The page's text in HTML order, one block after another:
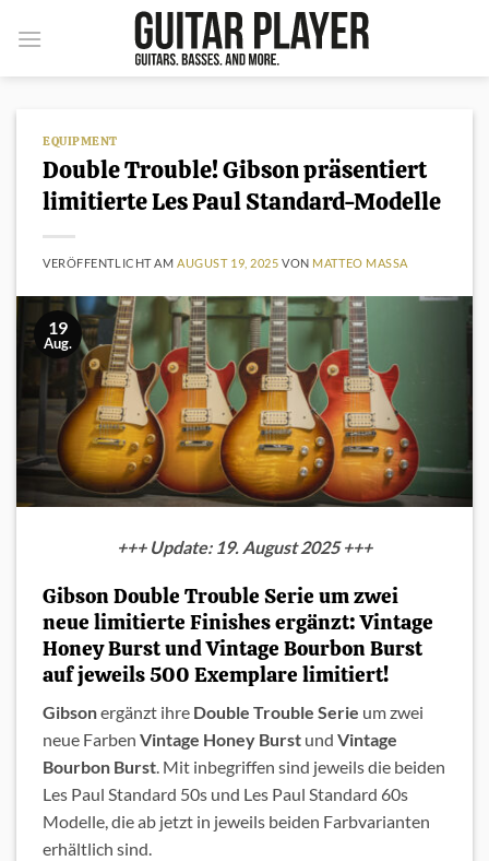
Inhalt
EQUIPMENT
Double Trouble! Gibson präsentiert
limitierte Les Paul Standard-Modelle
VERÖFFENTLICHT AM AUGUST 19, 2025 VON MATTEO MASSA
19
Aug.
+++ Update: 19. August 2025 +++
Gibson Double Trouble Serie um zwei
neue limitierte Finishes ergänzt: Vintage
Honey Burst und Vintage Bourbon Burst
auf jeweils 500 Exemplare limitiert!
Gibsonergänzt ihre Double Trouble Serie um zwei
neue Farben Vintage Honey Burst und Vintage
Bourbon Burst. Mit inbegriffen sind jeweils die beiden
Les Paul Standard 50s und Les Paul Standard 60s
Modelle, die ab jetzt in jeweils beiden Farbvarianten
erhältlich sind.